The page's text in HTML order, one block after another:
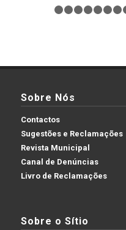
1 2
Sobre Nós
Contactos
Sugestões e Reclamações
Revista Municipal
Canal de Denúncias
Livro de Reclamações
Sobre o Sítio